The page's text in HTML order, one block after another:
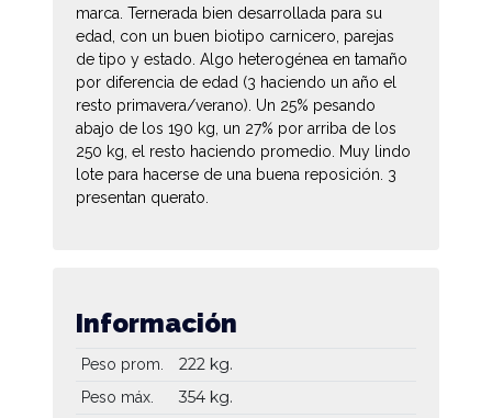
marca. Ternerada bien desarrollada para su
edad, con un buen biotipo carnicero, parejas
de tipo y estado. Algo heterogénea en tamaño
por diferencia de edad (3 haciendo un año el
resto primavera/verano). Un 25% pesando
abajo de los 190 kg, un 27% por arriba de los
250 kg, el resto haciendo promedio. Muy lindo
lote para hacerse de una buena reposición. 3
presentan querato.
Información
Peso prom. 222 kg.
Peso máx. 354 kg.